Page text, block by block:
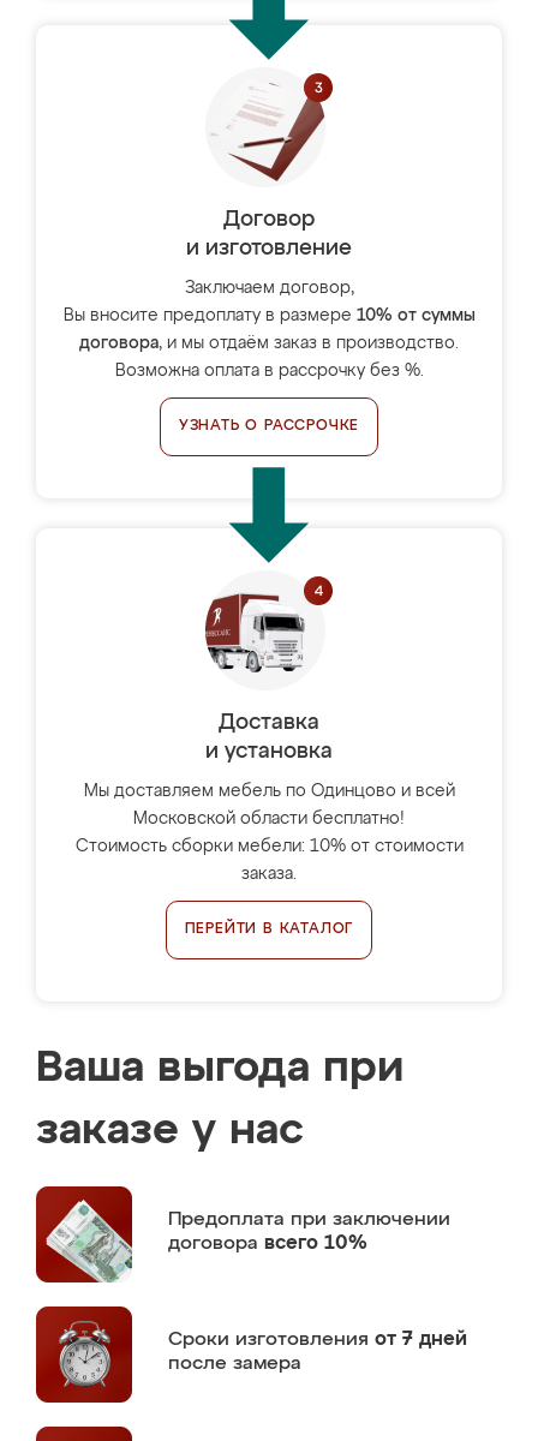
Договор
и изготовление
Заключаем договор,
Вы вносите предоплату в размере 10% от суммы
договора, и мы отдаём заказ в производство.
Возможна оплата в рассрочку без %.
УЗНАТЬ О РАССРОЧКЕ
Доставка
и установка
Мы доставляем мебель по Одинцово и всей
Московской области бесплатно!
Стоимость сборки мебели: 10% от стоимости
заказа.
ПЕРЕЙТИ В КАТАЛОГ
Ваша выгода при
заказе у нас
Предоплата при заключении
договора всего 10%
Сроки изготовления от 7 дней
после замера